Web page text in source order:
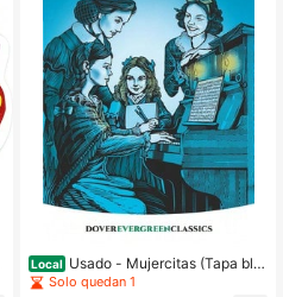
Local Usado - Mujercitas (Tapa bla
nda) de Louisa May Alcott
Solo quedan 1